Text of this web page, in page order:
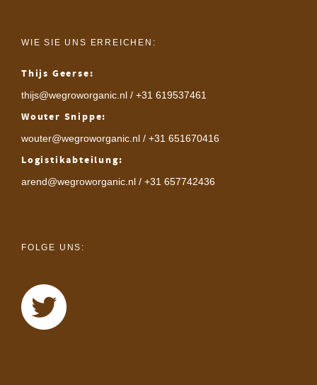
WIE SIE UNS ERREICHEN:
Thijs Geerse:
thijs@wegroworganic.nl / +31 619537461
Wouter Snippe:
wouter@wegroworganic.nl / +31 651670416
Logistikabteilung:
arend@wegroworganic.nl / +31 657742436
FOLGE UNS: